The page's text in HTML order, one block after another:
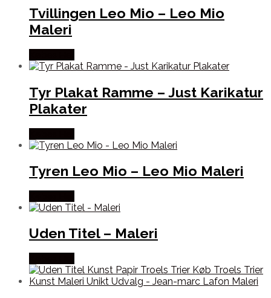
Tvillingen Leo Mio – Leo Mio
Maleri
Tyr Plakat Ramme – Just Karikatur
Plakater
Tyren Leo Mio – Leo Mio Maleri
Uden Titel – Maleri